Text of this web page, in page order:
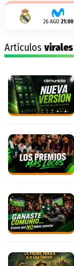
26 AGO 21:00
Artículosvirales